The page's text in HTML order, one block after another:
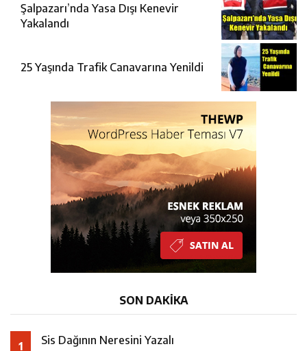
Şalpazarı’nda Yasa Dışı Kenevir
Yakalandı
25 Yaşında Trafik Canavarına Yenildi
SON DAKİKA
1 Sis Dağının Neresini Yazalı